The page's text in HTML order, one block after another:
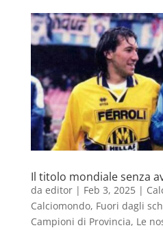
Il titolo mondiale senza
da editor| Feb 3, 2025|
Calciomondo, Fuori dagli
Campioni di Provincia, Le